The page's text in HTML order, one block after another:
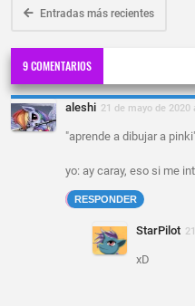
Entradas más recientes
9 COMENTARIOS
aleshi 21 de mayo de 2020
"aprende a dibujar a
yo: ay caray, eso si me
RESPONDER
StarPilot
xD